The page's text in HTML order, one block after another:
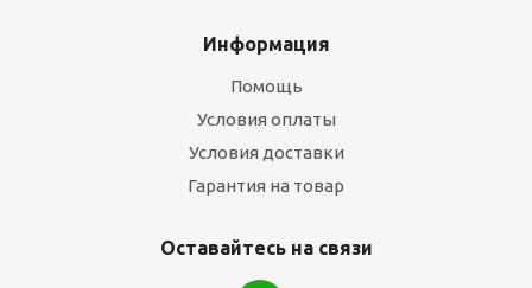
Информация
Помощь
Условия оплаты
Условия доставки
Гарантия на товар
Оставайтесь на связи